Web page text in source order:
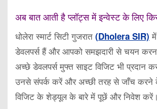
अब बात आती है प्लॉट्स में इन्वेस्ट के लिए
धोलेरा स्मार्ट सिटी गुजरात (Dholera SIR)
डेवलपर्स हैं और आपको समझदारी से चयन
अच्छे डेवलपर्स मुफ्त साइट विजिट भी प्रदान
उनसे संपर्क करें और अच्छी तरह से जाँच करने
विजिट के शेड्यूल के बारे में पूछें और निवेश करें।